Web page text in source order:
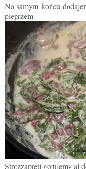
Na samym końcu
pieprzem.
Strozzapreti gotujemy al